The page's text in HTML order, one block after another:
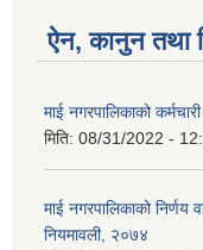
ऐन, कानुन तथा
माई नगरपालिकाको
मिति: 08/31/2022 -
माई नगरपालिकाको
नियमावली, २०७४